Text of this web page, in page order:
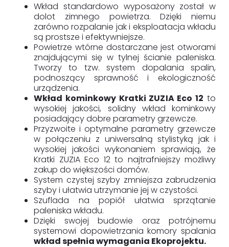
Wkład standardowo wyposażony został w
dolot zimnego powietrza. Dzięki niemu
zarówno rozpalanie jak i eksploatacja wkładu
są prostsze i efektywniejsze.
Powietrze wtórne dostarczane jest otworami
znajdującymi się w tylnej ścianie paleniska.
Tworzy to tzw. system dopalania spalin,
podnoszący sprawność i ekologiczność
urządzenia.
Wkład kominkowy Kratki ZUZIA Eco 12 to
wysokiej jakości, solidny wkład kominkowy
posiadający dobre parametry grzewcze.
Przyzwoite i optymalne parametry grzewcze
w połączeniu z uniwersalną stylistyką jak i
wysokiej jakości wykonaniem sprawiają, że
Kratki ZUZIA Eco 12 to najtrafniejszy możliwy
zakup do większości domów.
System czystej szyby zmniejsza zabrudzenia
szyby i ułatwia utrzymanie jej w czystości.
Szuflada na popiół ułatwia sprzątanie
paleniska wkładu.
Dzięki swojej budowie oraz potrójnemu
systemowi dopowietrzania komory spalania
wkład spełnia wymagania Ekoprojektu.